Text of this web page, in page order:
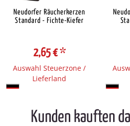
Neudorfer Räucherkerzen
Standard - Fichte-Kiefer
2,65 €*
Auswahl Steuerzone /
Lieferland
Kunden kauften